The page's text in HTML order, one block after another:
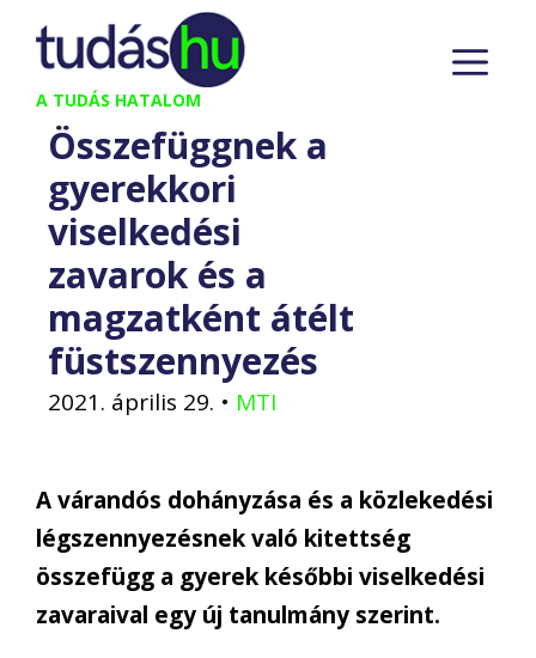
Kilépés
tartalomba
A TUDÁS HATALOM
Összefüggnek a
gyerekkori
viselkedési
zavarok és a
magzatként átélt
füstszennyezés
2021. április 29. • MTI
A várandós dohányzása és a közlekedési
légszennyezésnek való kitettség
összefügg a gyerek későbbi viselkedési
zavaraival egy új tanulmány szerint.